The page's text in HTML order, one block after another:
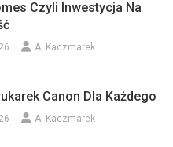
Czyli Inwestycja Na
A. Kaczmarek
Canon Dla Każdego
A. Kaczmarek